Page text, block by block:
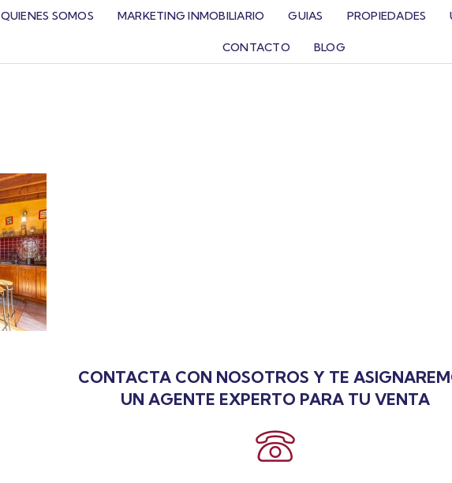
QUIENES SOMOS MARKETING INMOBILIARIO GUIAS PROPIEDADES
CONTACTO BLOG
CONTACTA CON NOSOTROS Y TE
UN AGENTE EXPERTO PARA TU VENTA